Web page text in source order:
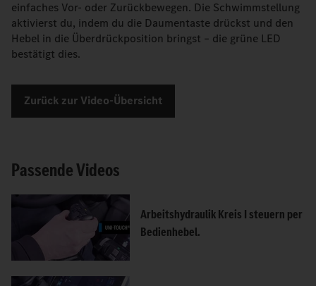
einfaches Vor- oder Zurückbewegen. Die Schwimmstellung
aktivierst du, indem du die Daumentaste drückst und den
Hebel in die Überdrückposition bringst – die grüne LED
bestätigt dies.
Zurück zur Video-Übersicht
Passende Videos
Arbeitshydraulik Kreis I steuern per
Bedienhebel.